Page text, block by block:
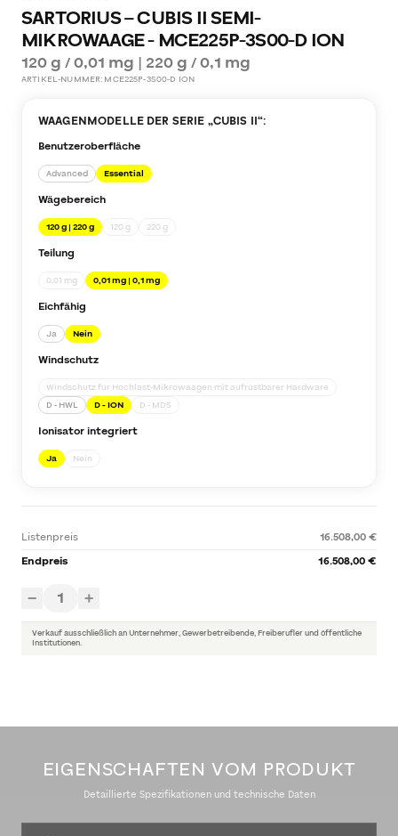
SARTORIUS – CUBIS II SEMI-
MIKROWAAGE - MCE225P-3S00-D ION
120 g / 0,01 mg | 220 g / 0,1 mg
ARTIKEL-NUMMER: MCE225P-3S00-D ION
WAAGENMODELLE DER SERIE „CUBIS II“:
Benutzeroberfläche
Advanced Essential
Wägebereich
120 g | 220 g 120 g 220 g
Teilung
0,01 mg 0,01 mg | 0,1 mg
Eichfähig
Ja Nein
Windschutz
Windschutz für Hochlast-Mikrowaagen mit aufrüstbarer Hardware
D - HWL
D - ION D - MDS
Ionisator integriert
Ja Nein
Listenpreis
16.508,00 €
Endpreis
16.508,00 €
− 1 +
Verkauf ausschließlich an Unternehmer, Gewerbetreibende, Freiberufler und öffentliche
Institutionen.
EIGENSCHAFTEN VOM PRODUKT
Detaillierte Spezifikationen und technische Daten